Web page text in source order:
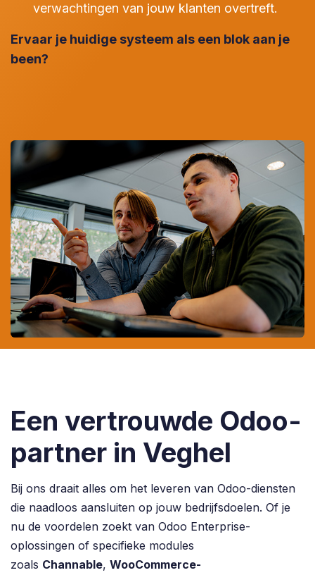
verwachtingen van jouw klanten overtreft.
Ervaar je huidige systeem als een blok aan je
been?
Een vertrouwde Odoo-
partner in Veghel
Bij ons draait alles om het leveren van Odoo-diensten
die naadloos aansluiten op jouw bedrijfsdoelen. Of je
nu de voordelen zoekt van Odoo Enterprise-
oplossingen of specifieke modules
zoals Channable, WooCommerce-